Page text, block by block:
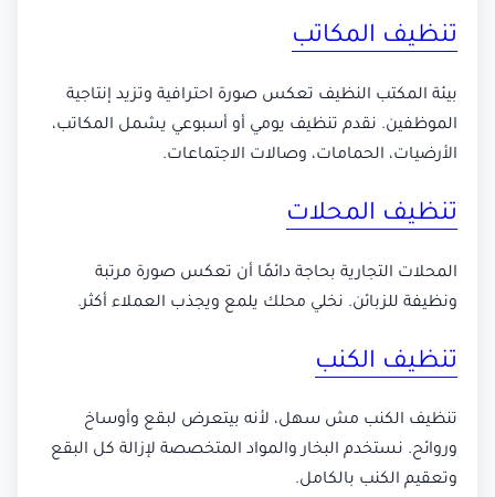
تنظيف المكاتب
بيئة المكتب النظيف تعكس صورة احترافية وتزيد إنتاجية
الموظفين. نقدم تنظيف يومي أو أسبوعي يشمل المكاتب،
الأرضيات، الحمامات، وصالات الاجتماعات.
تنظيف المحلات
المحلات التجارية بحاجة دائمًا أن تعكس صورة مرتبة
ونظيفة للزبائن. نخلي محلك يلمع ويجذب العملاء أكثر.
تنظيف الكنب
تنظيف الكنب مش سهل، لأنه بيتعرض لبقع وأوساخ
وروائح. نستخدم البخار والمواد المتخصصة لإزالة كل البقع
وتعقيم الكنب بالكامل.